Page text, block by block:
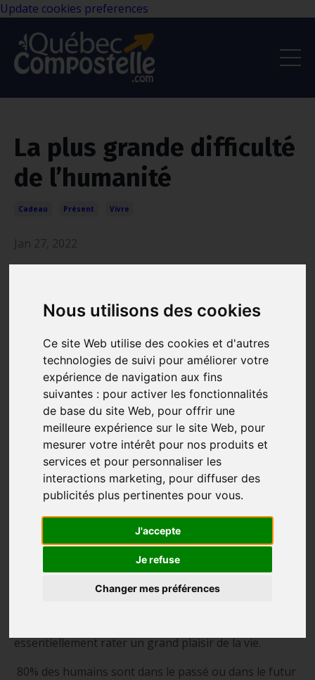
Nous utilisons des cookies
Ce site Web utilise des cookies et d'autres
technologies de suivi pour améliorer votre
expérience de navigation aux fins
suivantes : pour activer les fonctionnalités
de base du site Web, pour offrir une
meilleure expérience sur le site Web, pour
mesurer votre intérêt pour nos produits et
services et pour personnaliser les
interactions marketing, pour diffuser des
publicités plus pertinentes pour vous.
J'accepte
Je refuse
Changer mes préférences
Update cookies preferences
La plus grande difficulté
de l’humanité
Cadeau Présent Vivre
Jan 27, 2022
Qu’est-ce qui est plus difficile que de marcher 15, 20
ou 30 km, plus difficile que de gravir le Mont Everest
et même plus difficile que d’envoyer un humain sur la
lune ou sur Mars?
Collaboration Diane Corriveau
essentiellement rater un grand plaisir de la vie.
80% des humains sont dans le passé ou dans le futur